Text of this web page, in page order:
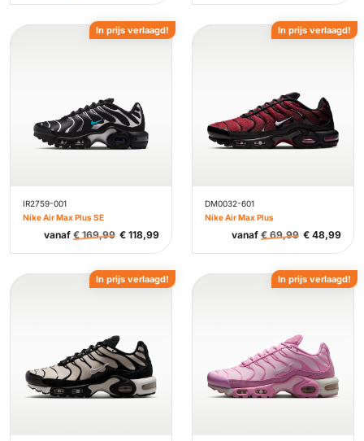
IR2759-001
Nike Air Max Plus SE
vanaf €169,99 € 118,99
In prijs verlaagd!
DM0032-601
Nike Air Max Plus
vanaf €69,99 € 48,99
In prijs verlaagd!
In prijs verlaagd! In prijs verlaagd!